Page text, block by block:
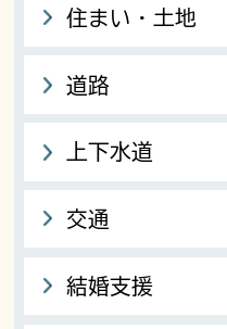
住まい・土地
道路
上下水道
交通
結婚支援